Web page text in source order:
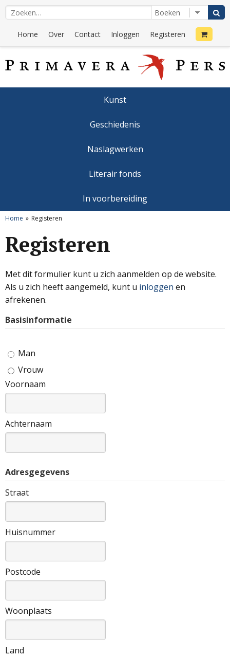
Home Over Contact Inloggen Registeren
Kunst
Geschiedenis
Naslagwerken
Literair fonds
In voorbereiding
Home Registeren
Registeren
Met dit formulier kunt u zich aanmelden op de website.
Als u zich heeft aangemeld, kunt u inloggen en
afrekenen.
Basisinformatie
Man
Vrouw
Voornaam
Achternaam
Adresgegevens
Straat
Huisnummer
Postcode
Woonplaats
Land